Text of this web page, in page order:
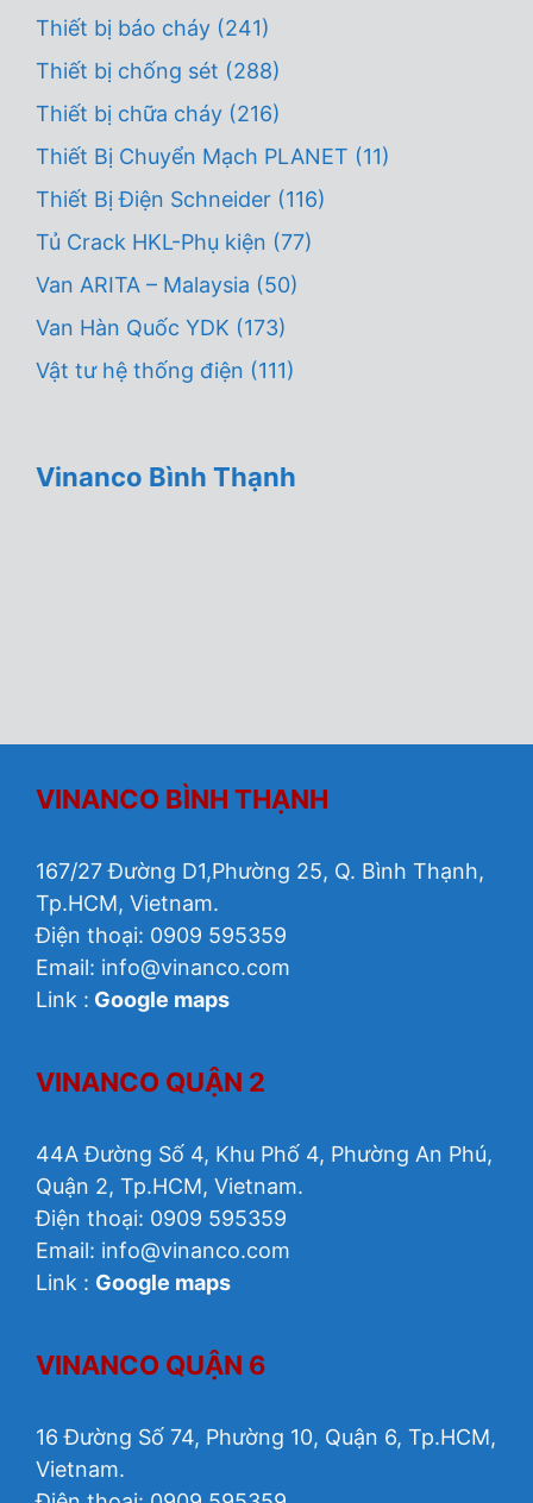
Thiết bị báo cháy (241)
Thiết bị chống sét (288)
Thiết bị chữa cháy (216)
Thiết Bị Chuyển Mạch PLANET (11)
Thiết Bị Điện Schneider (116)
Tủ Crack HKL-Phụ kiện (77)
Van ARITA – Malaysia (50)
Van Hàn Quốc YDK (173)
Vật tư hệ thống điện (111)
Vinanco Bình Thạnh
VINANCO BÌNH THẠNH
167/27 Đường D1,Phường 25, Q. Bình Thạnh,
Tp.HCM, Vietnam.
Điện thoại: 0909 595359
Email: info@vinanco.com
Link : Google maps
VINANCO QUẬN 2
44A Đường Số 4, Khu Phố 4, Phường An Phú,
Quận 2, Tp.HCM, Vietnam.
Điện thoại: 0909 595359
Email: info@vinanco.com
Link : Google maps
VINANCO QUẬN 6
16 Đường Số 74, Phường 10, Quận 6, Tp.HCM,
Vietnam.